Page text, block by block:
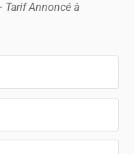
Tarif Annoncé à